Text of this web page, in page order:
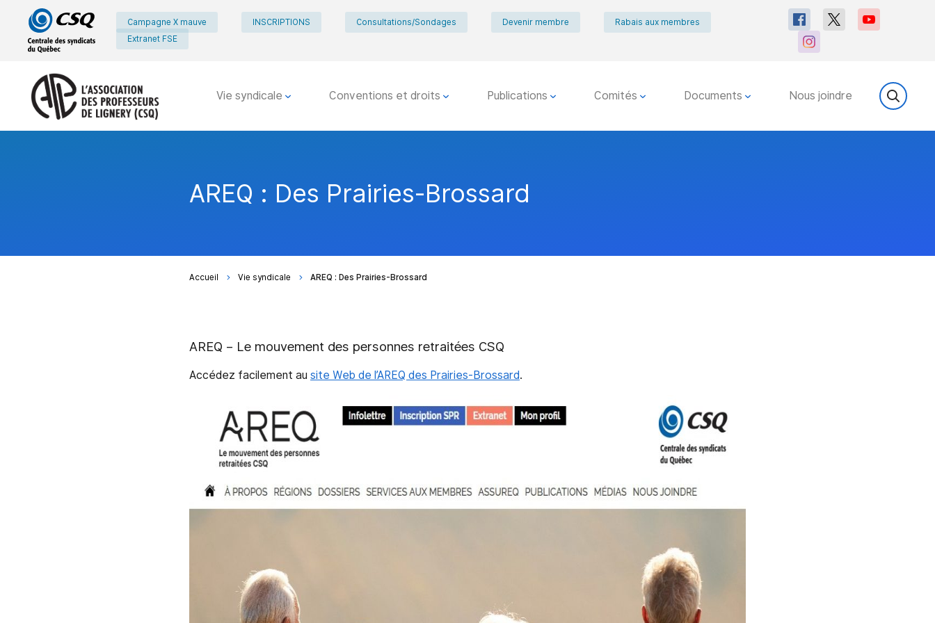
Passer
menu
principal
Passer
contenu
Campagne X mauve INSCRIPTIONS Consultations/Sondages Devenir membre
Rabais aux membres
Extranet FSE
Vie syndicale Conventions et droits Publications Comités Documents Nous joindre
AREQ : Des Prairies-Brossard
Accueil Vie syndicale AREQ : Des Prairies-Brossard
AREQ – Le mouvement des personnes retraitées CSQ
Accédez facilement au site Web de l’AREQ des Prairies-Brossard.